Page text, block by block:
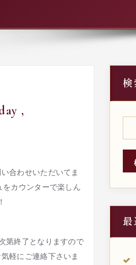
,
合わせいただいてま
カウンターで楽しん
第終了となりますので
軽にご連絡下さいま
検
最